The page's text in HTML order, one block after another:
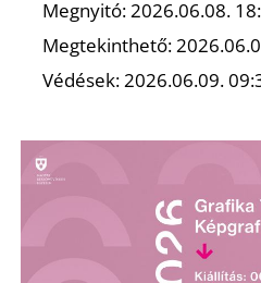
Megnyitó: 2026.06.08.
Megtekinthető:
Védések: 2026.06.09.